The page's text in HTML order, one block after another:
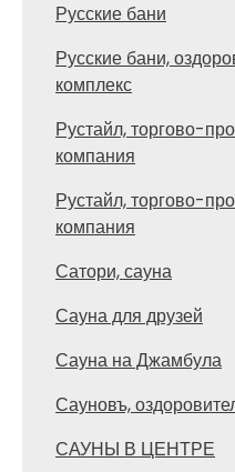
Русские бани
Русские бани,
комплекс
Рустайл, торгово-
компания
Рустайл, торгово-
компания
Сатори, сауна
Сауна для друзей
Сауна на Джамбула
Сауновъ,
САУНЫ В ЦЕНТРЕ